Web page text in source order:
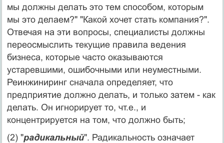
мы должны делать это тем способом, которым
мы это делаем?" "Какой хочет стать компания?".
Отвечая на эти вопросы, специалисты должны
переосмыслить текущие правила ведения
бизнеса, которые часто оказываются
устаревшими, ошибочными или неуместными.
Реинжиниринг сначала определяет, что
предприятие должно делать, и только затем - как
делать. Он игнорирует то, чт.е., и
концентрируется на том, что должно быть;
(2) "радикальный". Радикальность означает